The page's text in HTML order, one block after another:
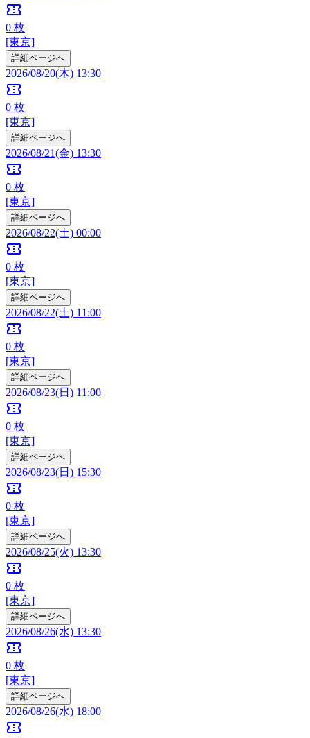
confirmation_number
0 枚
[東京]
詳細ページへ
2026/08/20(木) 13:30
confirmation_number
0 枚
[東京]
詳細ページへ
2026/08/21(金) 13:30
confirmation_number
0 枚
[東京]
詳細ページへ
2026/08/22(土) 00:00
confirmation_number
0 枚
[東京]
詳細ページへ
2026/08/22(土) 11:00
confirmation_number
0 枚
[東京]
詳細ページへ
2026/08/23(日) 11:00
confirmation_number
0 枚
[東京]
詳細ページへ
2026/08/23(日) 15:30
confirmation_number
0 枚
[東京]
詳細ページへ
2026/08/25(火) 13:30
confirmation_number
0 枚
[東京]
詳細ページへ
2026/08/26(水) 13:30
confirmation_number
0 枚
[東京]
詳細ページへ
2026/08/26(水) 18:00
confirmation_number